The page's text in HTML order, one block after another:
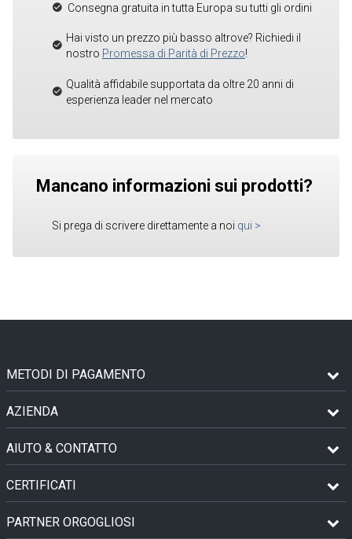
Consegna gratuita in tutta Europa su tutti gli ordini
Hai visto un prezzo più basso altrove? Richiedi il
nostro Promessa di Parità di Prezzo!
Qualità affidabile supportata da oltre 20 anni di
esperienza leader nel mercato
Mancano informazioni sui prodotti?
Si prega di scrivere direttamente a noi qui >
METODI DI PAGAMENTO
AZIENDA
AIUTO & CONTATTO
CERTIFICATI
PARTNER ORGOGLIOSI